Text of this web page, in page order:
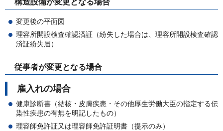
構造設備が変更となる場合
変更後の平面図
理容所開設検査確認済証（紛失した場合は、理容所開設検査確認
済証紛失届）
従事者が変更となる場合
雇入れの場合
健康診断書（結核・皮膚疾患・その他厚生労働大臣の指定する伝
染性疾患の有無を明記したもの）
理容師免許証又は理容師免許証明書（提示のみ）